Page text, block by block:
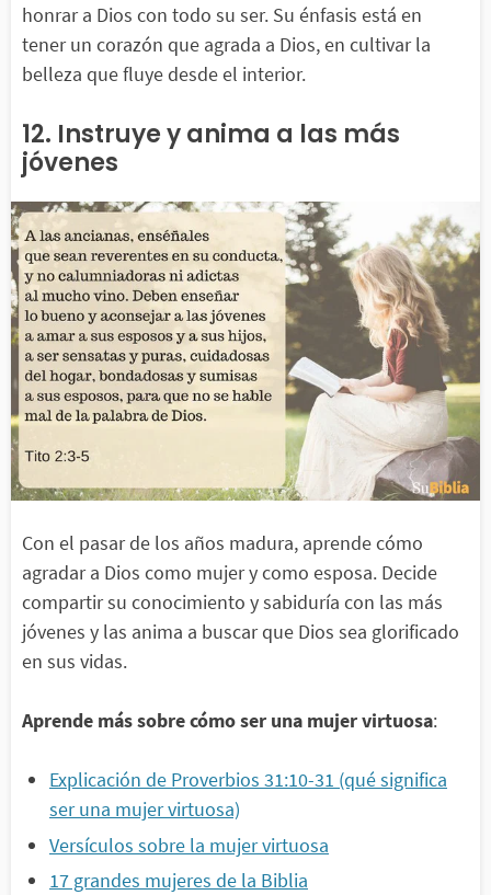
honrar a Dios con todo su ser. Su énfasis está en
tener un corazón que agrada a Dios, en cultivar la
belleza que fluye desde el interior.
12. Instruye y anima a las más
jóvenes
Con el pasar de los años madura, aprende cómo
agradar a Dios como mujer y como esposa. Decide
compartir su conocimiento y sabiduría con las más
jóvenes y las anima a buscar que Dios sea glorificado
en sus vidas.
Aprende más sobre cómo ser una mujer virtuosa:
Explicación de Proverbios 31:10-31 (qué significa
ser una mujer virtuosa)
Versículos sobre la mujer virtuosa
17 grandes mujeres de la Biblia